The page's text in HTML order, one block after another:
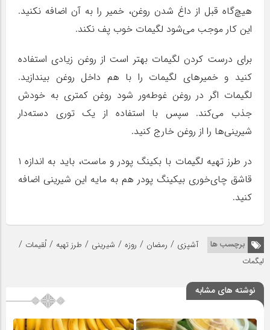
هیچ‌گاه قبل از داغ شدن روغن، خمیر را به آن اضافه نکنید.
این کار موجب می‌شود لگیمات خوب پف نکند.
برای درست کردن لگیمات بهتر است از روغن زیادی استفاده
کنید و خمیرهای لگیمات را با هم داخل روغن بیندازید.
لگیمات اگر در روغن غوطه‌ور شود روغن کمتری به خودش
جذب می‌کند. سپس با استفاده از یک توری دسته‌دار
شیرینی‌ها را از روغن خارج کنید.
در طرز تهیه لگیمات با بکینگ پودر و ماست، باید به اندازه ۱
قاشق چای‌خوری بیکینگ پودر هم به مایه این شیرینی اضافه
کنید.
برچسب ها آشپزی / رمضان / روزه / شیرینی / طرز تهیه /لُقیمات /
لیگمات
نوشته های مشابه